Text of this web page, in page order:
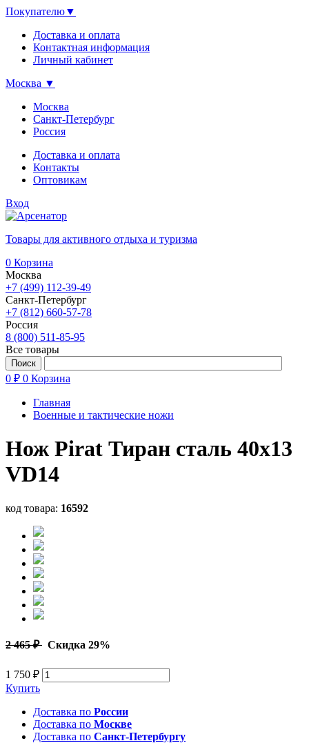
Покупателю▼
Доставка и оплата
Контактная информация
Личный кабинет
Москва ▼
Москва
Санкт-Петербург
Россия
Доставка и оплата
Контакты
Оптовикам
Вход
Товары для активного отдыха и туризма
0 Корзина
Москва
+7 (499) 112-39-49
Санкт-Петербург
+7 (812) 660-57-78
Россия
8 (800) 511-85-95
Все товары
0 ₽ 0 Корзина
Главная
Военные и тактические ножи
Нож Pirat Тиран сталь 40х13
VD14
код товара: 16592
2 465 ₽ Скидка 29%
1 750 ₽
Купить
Доставка по России
Доставка по Москве
Доставка по Санкт-Петербургу